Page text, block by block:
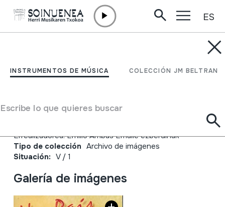
INSTRUMENTOS DE MÚSICA COLECCIÓN JM BELTRAN
Escribe lo que quieres buscar
ES
Un País en la Mochila.
Autor
Errealizadorea: Emilio Arribas Emaile ezberdinak
Tipo de colección Archivo de imágenes
Situación: V / 1
Galería de imágenes